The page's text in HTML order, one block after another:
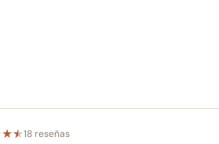
★★18 reseñas